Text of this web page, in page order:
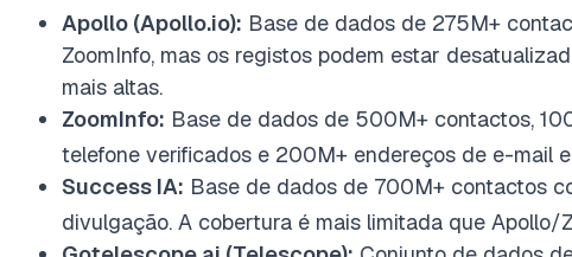
Apollo (Apollo.io): Base de dados de 275M+
ZoomInfo, mas os registos podem estar
mais altas.
ZoomInfo: Base de dados de 500M+ contactos,
telefone verificados e 200M+ endereços de e-mail
Success IA: Base de dados de 700M+ contactos
divulgação. A cobertura é mais limitada que Apollo/